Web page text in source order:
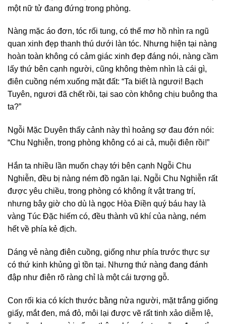
một nữ tử đang đứng trong phòng.
Nàng mặc áo đơn, tóc rối tung, có thể mơ hồ nhìn ra ngũ
quan xinh đẹp thanh thú dưới làn tóc. Nhưng hiện tại nàng
hoàn toàn không có cảm giác xinh đẹp đáng nói, nàng cầm
lấy thứ bên cạnh người, cũng không thèm nhìn là cái gì,
điên cuồng ném xuống mặt đất: “Ta biết là ngươi! Bạch
Tuyên, ngươi đã chết rồi, tại sao còn không chịu buông tha
ta?”
Ngỗi Mặc Duyên thấy cảnh này thì hoảng sợ đau đớn nói:
“Chu Nghiễn, trong phòng không có ai cả, muội điên rồi!”
Hắn ta nhiều lần muốn chạy tới bên cạnh Ngỗi Chu
Nghiễn, đều bị nàng ném đồ ngăn lại. Ngỗi Chu Nghiễn rất
được yêu chiều, trong phòng có không ít vật trang trí,
nhưng bây giờ cho dù là ngọc Hòa Điền quý báu hay là
vàng Túc Đặc hiếm có, đều thành vũ khí của nàng, ném
hết về phía kẻ địch.
Dáng vẻ nàng điên cuồng, giống như phía trước thực sự
có thứ kinh khủng gì tồn tại. Nhưng thứ nàng đang đánh
đập như điên rõ ràng chỉ là một cái tượng gỗ.
Con rối kia có kích thước bằng nửa người, mặt trắng giống
giấy, mắt đen, má đỏ, môi lại được vẽ rất tinh xảo diễm lệ,